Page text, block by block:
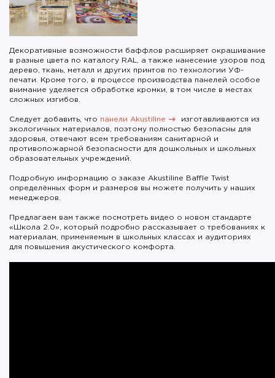
Декоративные возможности баффлов расширяет окрашивание
в разные цвета по каталогу RAL, а также нанесение узоров под
дерево, ткань, металл и других принтов по технологии УФ-
печати. Кроме того, в процессе производства панелей особое
внимание уделяется обработке кромки, в том числе в местах
сложных изгибов.
Следует добавить, что панели Akustiline
изготавливаются из
экологичных материалов, поэтому полностью безопасны для
здоровья, отвечают всем требованиям санитарной и
противопожарной безопасности для дошкольных и школьных
образовательных учреждений.
Подробную информацию о заказе Akustiline Baffle Twist
определённых форм и размеров вы можете получить у наших
менеджеров.
Предлагаем вам также посмотреть видео о новом стандарте
«Школа 2.0», который подробно рассказывает о требованиях к
материалам, применяемым в школьных классах и аудиториях
для повышения акустического комфорта.